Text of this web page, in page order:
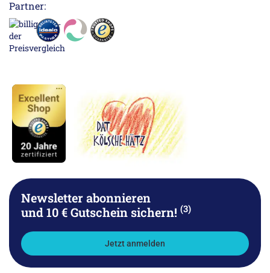
Partner:
Newsletter abonnieren
und 10 € Gutschein sichern! (3)
Jetzt anmelden